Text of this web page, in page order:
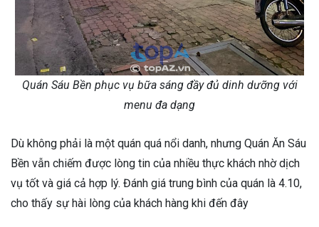
Quán Sáu Bền phục vụ bữa sáng đầy đủ dinh dưỡng với
menu đa dạng
Dù không phải là một quán quá nổi danh, nhưng Quán Ăn Sáu
Bền vẫn chiếm được lòng tin của nhiều thực khách nhờ dịch
vụ tốt và giá cả hợp lý. Đánh giá trung bình của quán là 4.10,
cho thấy sự hài lòng của khách hàng khi đến đây